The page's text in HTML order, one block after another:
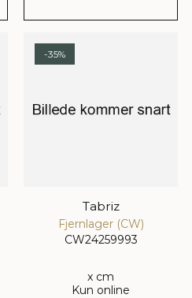
-35%
Tabriz
Fjernlager (CW)
CW24259993
x cm
Kun online